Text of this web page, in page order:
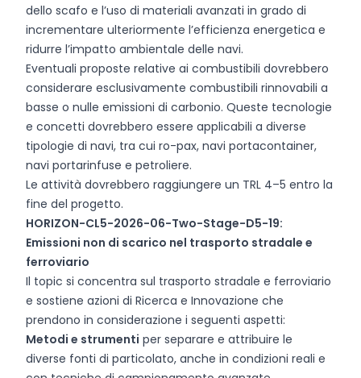
dello scafo e l’uso di materiali avanzati in grado di
incrementare ulteriormente l’efficienza energetica e
ridurre l’impatto ambientale delle navi.
Eventuali proposte relative ai combustibili dovrebbero
considerare esclusivamente combustibili rinnovabili a
basse o nulle emissioni di carbonio. Queste tecnologie
e concetti dovrebbero essere applicabili a diverse
tipologie di navi, tra cui ro-pax, navi portacontainer,
navi portarinfuse e petroliere.
Le attività dovrebbero raggiungere un TRL 4–5 entro la
fine del progetto.
HORIZON-CL5-2026-06-Two-Stage-D5-19:
Emissioni non di scarico nel trasporto stradale e
ferroviario
Il topic si concentra sul trasporto stradale e ferroviario
e sostiene azioni di Ricerca e Innovazione che
prendono in considerazione i seguenti aspetti:
Metodi e strumenti per separare e attribuire le
diverse fonti di particolato, anche in condizioni reali e